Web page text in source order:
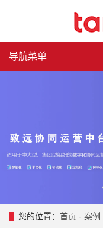
导航菜单
您的位置： 首页 - 案例